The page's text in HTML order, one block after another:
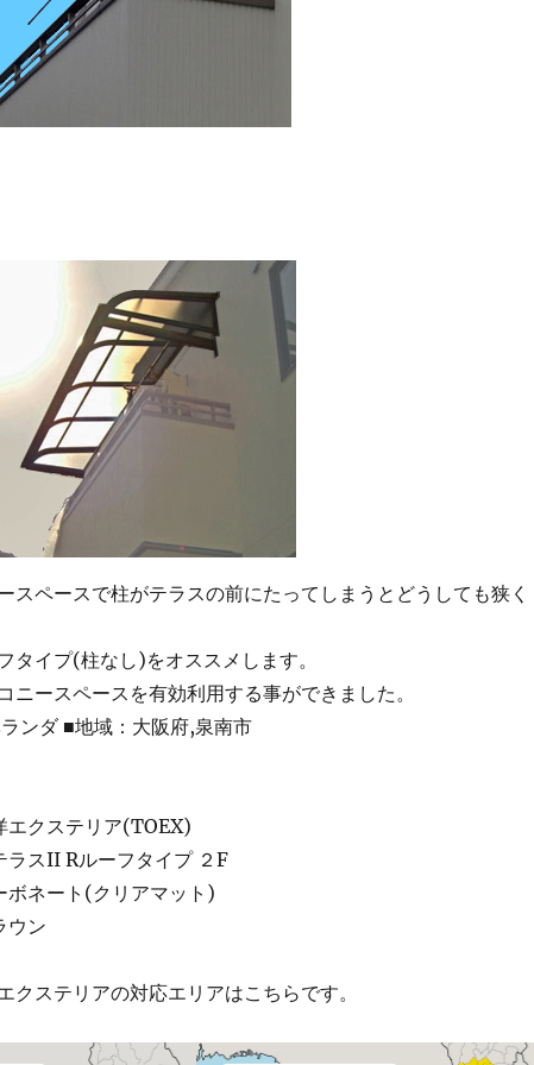
スペースで柱がテラスの前にたってしまうとどうしても狭く
タイプ(柱なし)をオススメします。
ニースペースを有効利用する事ができました。
ンダ ■地域：大阪府,泉南市
エクステリア(TOEX)
ラスII Rルーフタイプ ２F
ボネート(クリアマット)
ウン
クステリアの対応エリアはこちらです。